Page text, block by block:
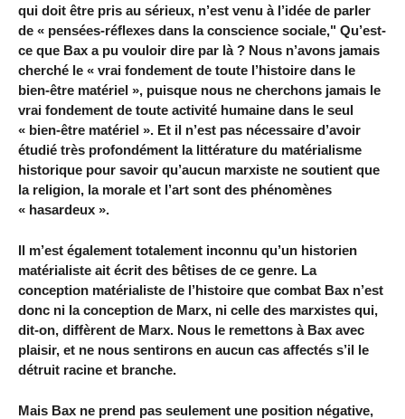
qui doit être pris au sérieux, n’est venu à l’idée de parler
de « pensées-réflexes dans la conscience sociale," Qu’est-
ce que Bax a pu vouloir dire par là ? Nous n’avons jamais
cherché le « vrai fondement de toute l’histoire dans le
bien-être matériel », puisque nous ne cherchons jamais le
vrai fondement de toute activité humaine dans le seul
« bien-être matériel ». Et il n’est pas nécessaire d’avoir
étudié très profondément la littérature du matérialisme
historique pour savoir qu’aucun marxiste ne soutient que
la religion, la morale et l’art sont des phénomènes
« hasardeux ».
Il m’est également totalement inconnu qu’un historien
matérialiste ait écrit des bêtises de ce genre. La
conception matérialiste de l’histoire que combat Bax n’est
donc ni la conception de Marx, ni celle des marxistes qui,
dit-on, diffèrent de Marx. Nous le remettons à Bax avec
plaisir, et ne nous sentirons en aucun cas affectés s’il le
détruit racine et branche.
Mais Bax ne prend pas seulement une position négative,